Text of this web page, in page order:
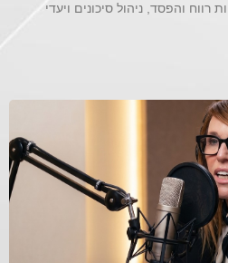
והפסד, ניהול סיכונים ויעדי